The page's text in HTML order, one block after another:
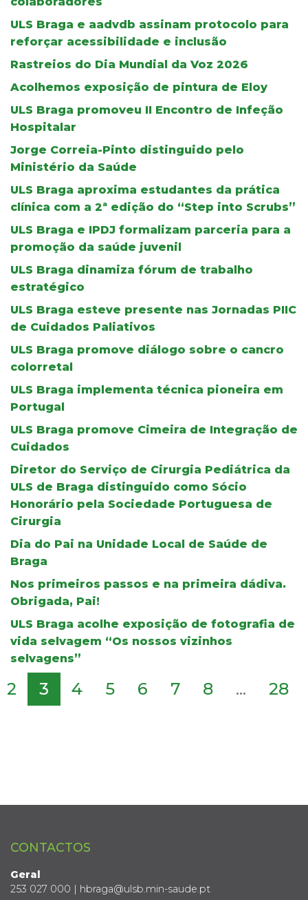
ULS Braga e aadvdb assinam protocolo para
reforçar acessibilidade e inclusão
Rastreios do Dia Mundial da Voz 2026
Acolhemos exposição de pintura de Eloy
ULS Braga promoveu II Encontro de Infeção
Hospitalar
Jorge Correia-Pinto distinguido pelo
Ministério da Saúde
ULS Braga aproxima estudantes da prática
clínica com a 2ª edição do “Step into Scrubs”
ULS Braga e IPDJ formalizam parceria para a
promoção da saúde juvenil
ULS Braga dinamiza fórum de trabalho
estratégico
ULS Braga esteve presente nas Jornadas PIIC
de Cuidados Paliativos
ULS Braga promove diálogo sobre o cancro
colorretal
ULS Braga implementa técnica pioneira em
Portugal
ULS Braga promove Cimeira de Integração de
Cuidados
Diretor do Serviço de Cirurgia Pediátrica da
ULS de Braga distinguido como Sócio
Honorário pela Sociedade Portuguesa de
Cirurgia
Dia do Pai na Unidade Local de Saúde de
Braga
Nos primeiros passos e na primeira dádiva.
Obrigada, Pai!
ULS Braga acolhe exposição de fotografia de
vida selvagem “Os nossos vizinhos
selvagens”
2 3 4 5 6 7 8 ... 28
CONTACTOS
Geral
253 027 000 | hbraga@ulsb.min-saude.pt